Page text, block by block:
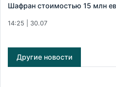
Шафран стоимостью 15 млн
14:25 | 30.07
Другие новости